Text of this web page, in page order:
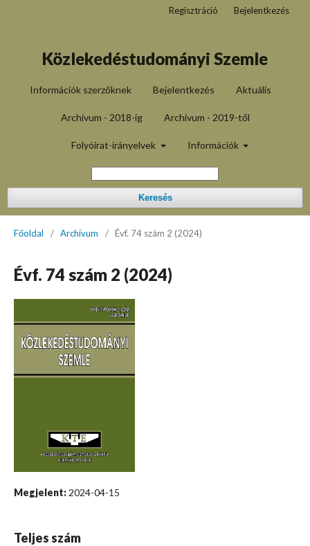
Közlekedéstudományi Szemle
Információk szerzőknek Bejelentkezés Aktuális
Archívum - 2018-ig Archívum - 2019-től
Folyóirat-irányelvek Információk
Keresés
Regisztráció Bejelentkezés
Főoldal / Archívum / Évf. 74 szám 2 (2024)
Évf. 74 szám 2 (2024)
Megjelent: 2024-04-15
Teljes szám